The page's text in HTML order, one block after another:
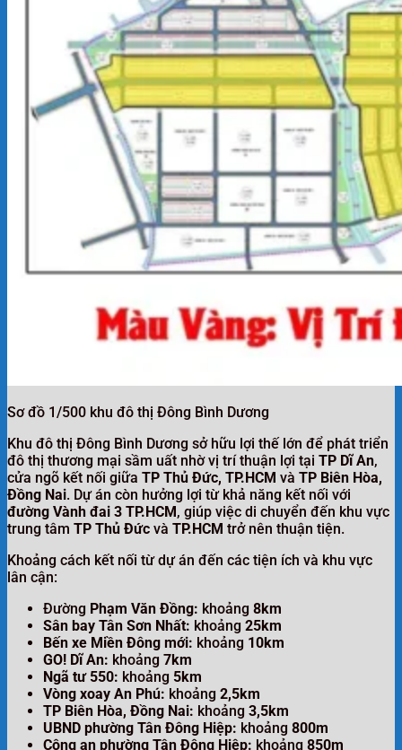
Sơ đồ 1/500 khu đô thị Đông Bình Dương
Khu đô thị Đông Bình Dương sở hữu lợi thế lớn để phát triển
đô thị thương mại sầm uất nhờ vị trí thuận lợi tại TP Dĩ An,
cửa ngõ kết nối giữa TP Thủ Đức, TP.HCM và TP Biên Hòa,
Đồng Nai. Dự án còn hưởng lợi từ khả năng kết nối với
đường Vành đai 3 TP.HCM , giúp việc di chuyển đến khu vực
trung tâm TP Thủ Đức và TP.HCM trở nên thuận tiện.
Khoảng cách kết nối từ dự án đến các tiện ích và khu vực
lân cận:
Đường Phạm Văn Đồng: khoảng 8km
Sân bay Tân Sơn Nhất: khoảng 25km
Bến xe Miền Đông mới: khoảng 10km
GO! Dĩ An: khoảng 7km
Ngã tư 550: khoảng 5km
Vòng xoay An Phú: khoảng 2,5km
TP Biên Hòa, Đồng Nai: khoảng 3,5km
UBND phường Tân Đông Hiệp: khoảng 800m
Công an phường Tân Đông Hiệp: khoảng 850m